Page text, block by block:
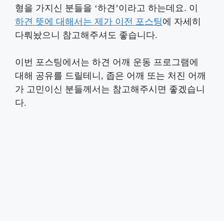
형을 가지신 분들을 ‘하견’이라고 하는데요. 이
하견 뜻에 대해서는 제가 이전 포스팅에 자세히
다뤄놨으니 참고해주셔도 좋습니다.
이번 포스팅에서는 하견 어깨 운동 프로그램에
대해 공유를 드릴테니, 좁은 어깨 또는 처진 어깨
가 고민이신 분들께서는 참고해주시면 좋겠습니
다.